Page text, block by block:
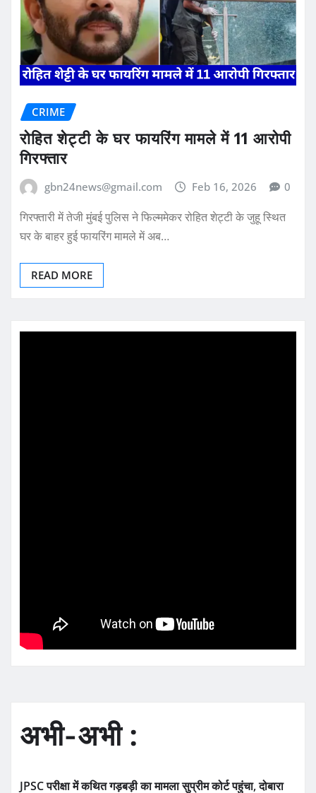
CRIME
रोहित शेट्टी के घर फायरिंग मामले में 11 आरोपी
गिरफ्तार
gbn24news@gmail.com Feb 16, 2026 0
गिरफ्तारी में तेजी मुंबई पुलिस ने फिल्ममेकर रोहित शेट्टी के जुहू स्थित
घर के बाहर हुई फायरिंग मामले में अब…
READ MORE
अभी-अभी :
JPSC परीक्षा में कथित गड़बड़ी का मामला सुप्रीम कोर्ट पहुंचा, दोबारा